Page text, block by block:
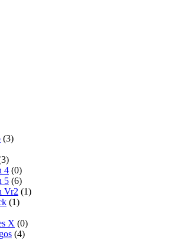
(3)
4 (0)
5 (6)
Vr2 (1)
(1)
X (0)
(4)